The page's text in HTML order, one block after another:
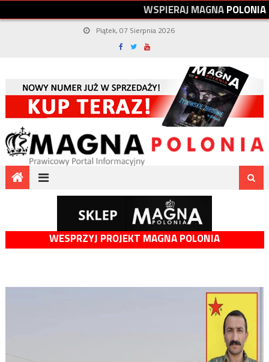
WSPIERAJMAGNAPOLONIA
Piątek, 07 Sierpnia 2026
WESPRZYJ PROJEKT MAGNA POLONIA